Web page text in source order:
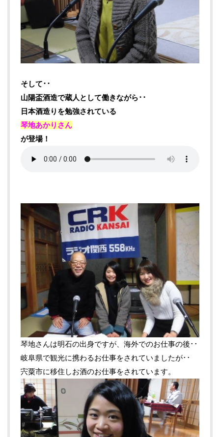
そして･･
山陽盃酒造で蔵人として働きながら･･
日本酒造りを勉強されている
琴地あかりさん
が登場！
琴地さんは明石の出身ですが、海外でのお仕事の後･･
岐阜県で観光に携わるお仕事をされていましたが･･
宍粟市に移住しお酒のお仕事をされています。